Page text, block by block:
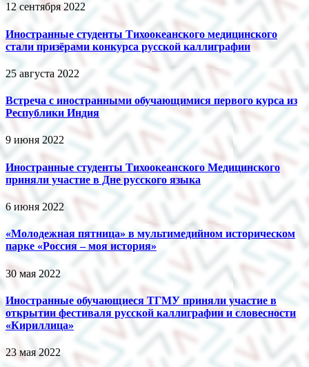
12 сентября 2022
Иностранные студенты Тихоокеанского медицинского
стали призёрами конкурса русской каллиграфии
25 августа 2022
Встреча с иностранными обучающимися первого курса из
Республики Индия
9 июня 2022
Иностранные студенты Тихоокеанского Медицинского
приняли участие в Дне русского языка
6 июня 2022
«Молодежная пятница» в мультимедийном историческом
парке «Россия – моя история»
30 мая 2022
Иностранные обучающиеся ТГМУ приняли участие в
открытии фестиваля русской каллиграфии и словесности
«Кириллица»
23 мая 2022